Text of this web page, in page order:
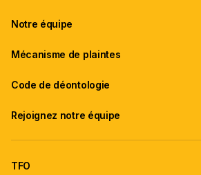
Notre équipe
Mécanisme de plaintes
Code de déontologie
Rejoignez notre équipe
TFO